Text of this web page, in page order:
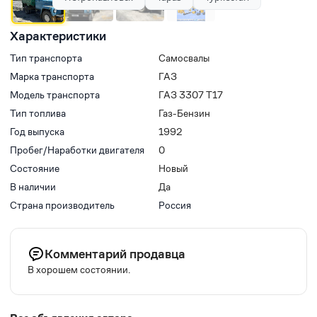
Характеристики
Тип транспорта
Самосвалы
Марка транспорта
ГАЗ
Модель транспорта
ГАЗ 3307 Т17
Тип топлива
Газ-Бензин
Год выпуска
1992
Пробег/Наработки двигателя
0
Состояние
Новый
В наличии
Да
Страна производитель
Россия
Комментарий продавца
В хорошем состоянии.